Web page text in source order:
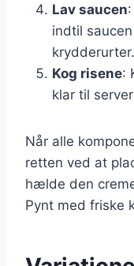
Lav saucen
indtil
krydderurter.
Kog risene:
klar til
Når alle
retten ved at
hælde den
Pynt med friske